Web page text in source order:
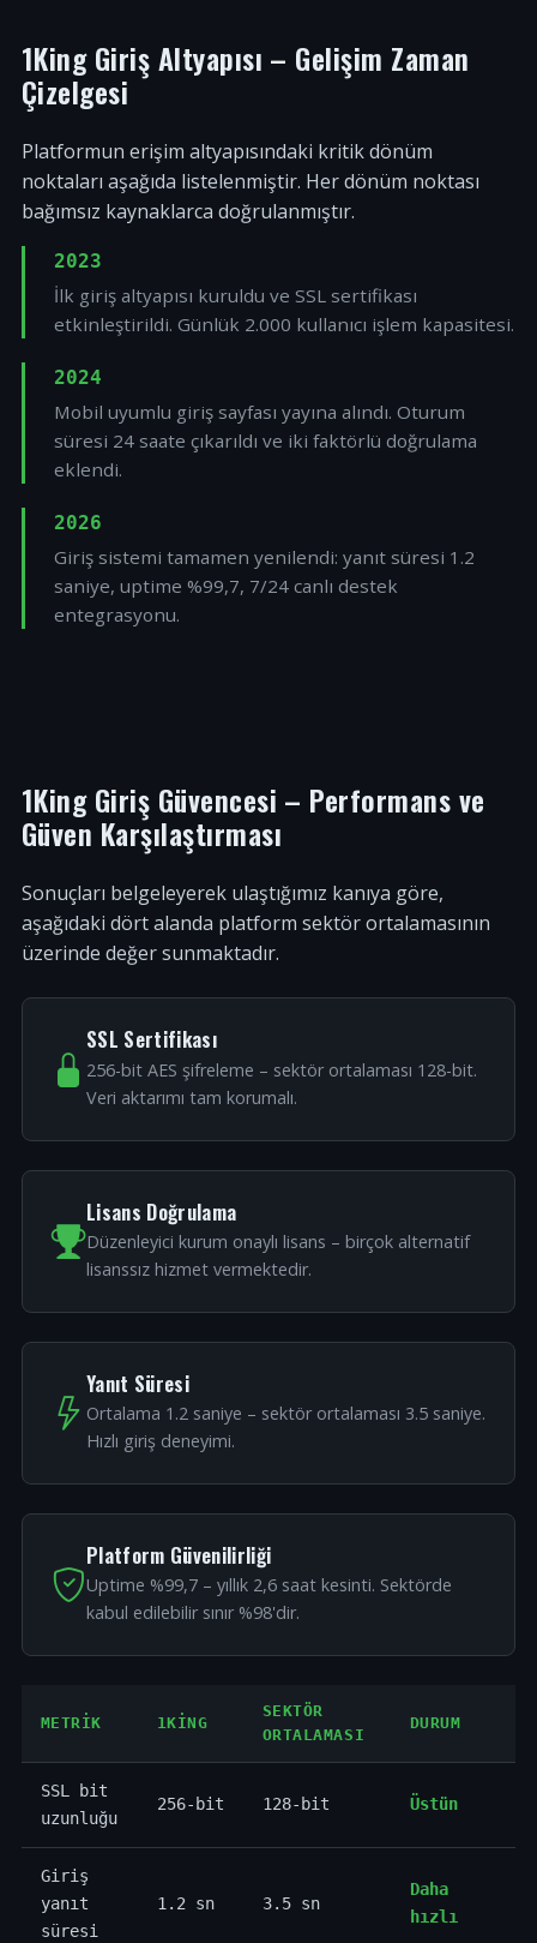
1King Giriş Altyapısı – Gelişim Zaman
Çizelgesi
Platformun erişim altyapısındaki kritik dönüm
noktaları aşağıda listelenmiştir. Her dönüm noktası
bağımsız kaynaklarca doğrulanmıştır.
2023
İlk giriş altyapısı kuruldu ve SSL sertifikası
etkinleştirildi. Günlük 2.000 kullanıcı işlem kapasitesi.
2024
Mobil uyumlu giriş sayfası yayına alındı. Oturum
süresi 24 saate çıkarıldı ve iki faktörlü doğrulama
eklendi.
2026
Giriş sistemi tamamen yenilendi: yanıt süresi 1.2
saniye, uptime %99,7, 7/24 canlı destek
entegrasyonu.
1King Giriş Güvencesi – Performans ve
Güven Karşılaştırması
Sonuçları belgeleyerek ulaştığımız kanıya göre,
aşağıdaki dört alanda platform sektör ortalamasının
üzerinde değer sunmaktadır.
SSL Sertifikası
256-bit AES şifreleme – sektör ortalaması 128-bit.
Veri aktarımı tam korumalı.
Lisans Doğrulama
Düzenleyici kurum onaylı lisans – birçok alternatif
lisanssız hizmet vermektedir.
Yanıt Süresi
Ortalama 1.2 saniye – sektör ortalaması 3.5 saniye.
Hızlı giriş deneyimi.
Platform Güvenilirliği
Uptime %99,7 – yıllık 2,6 saat kesinti. Sektörde
kabul edilebilir sınır %98'dir.
METRIK 1KING
SEKTÖR
ORTALAMASI
DURUM
SSL bit
uzunluğu
256-bit 128-bit Üstün
Giriş
yanıt
süresi
1.2 sn 3.5 sn
Daha
hızlı